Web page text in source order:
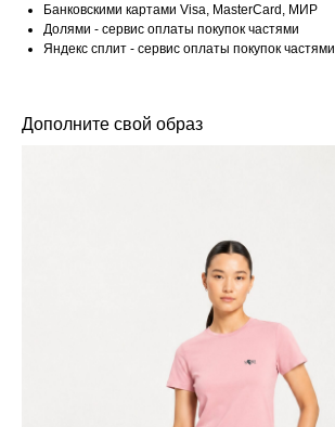
Банковскими картами Visa, MasterCard, МИР
Долями - сервис оплаты покупок частями
Яндекс сплит - сервис оплаты покупок частями
Дополните свой образ